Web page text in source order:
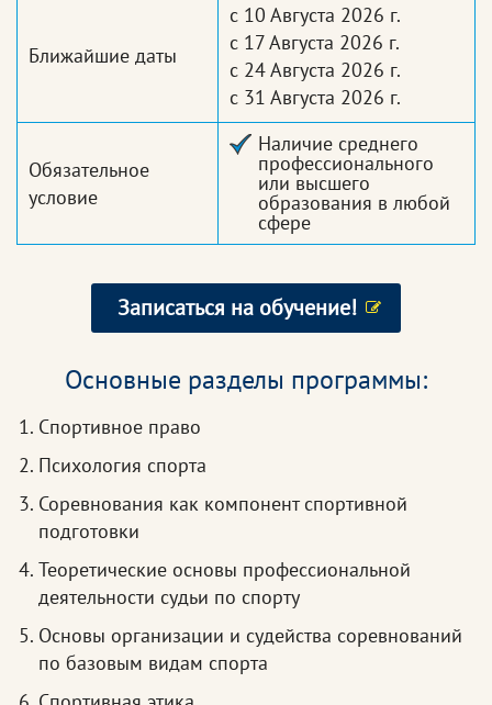
Ближайшие даты
с 10 Августа 2026 г.
с 17 Августа 2026 г.
с 24 Августа 2026 г.
с 31 Августа 2026 г.
Обязательное
условие
Наличие среднего
профессионального
или высшего
образования в любой
сфере
Записаться на обучение!
Основные разделы программы:
Спортивное право
Психология спорта
Соревнования как компонент спортивной
подготовки
Теоретические основы профессиональной
деятельности судьи по спорту
Основы организации и судейства соревнований
по базовым видам спорта